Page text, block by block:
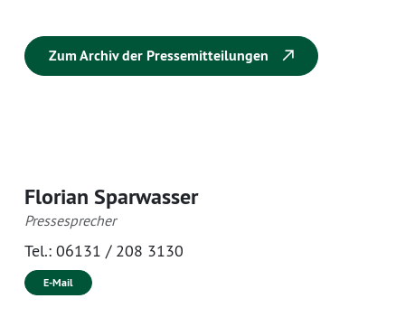
Zum Archiv der Pressemitteilungen
Florian Sparwasser
Pressesprecher
Tel.: 06131 / 208 3130
E-Mail